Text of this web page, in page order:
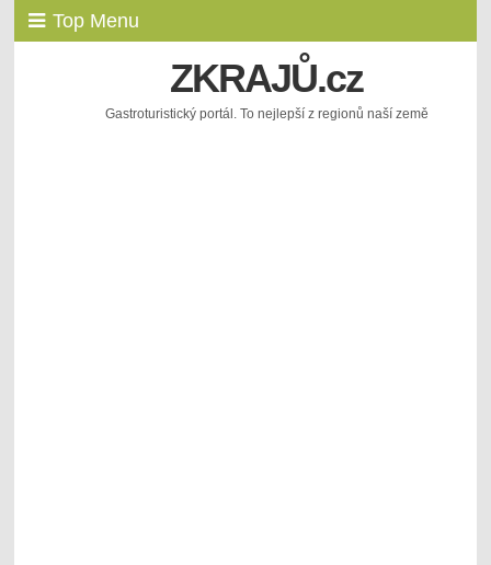
Top Menu
ZKRAJŮ.cz
Gastroturistický portál. To nejlepší z regionů naší země